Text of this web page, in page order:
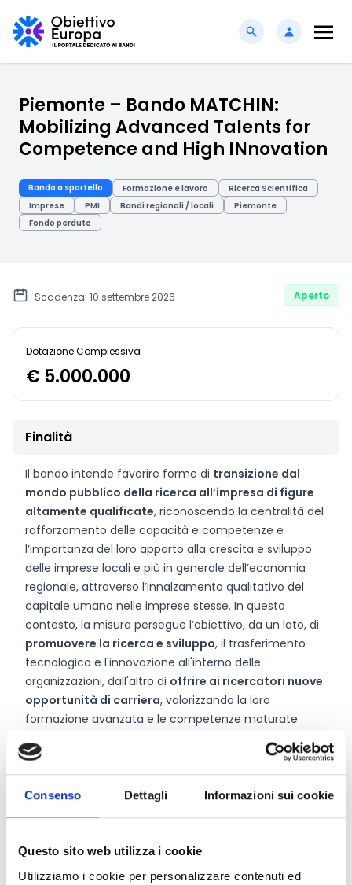
Consenso Dettagli Informazioni sui cookie
Questo sito web utilizza i cookie
Utilizziamo i cookie per personalizzare contenuti ed
Piemonte – Bando MATCHIN:
Mobilizing Advanced Talents for
Competence and High INnovation
Bando a sportello Formazione e lavoro
Ricerca Scientifica
Imprese
PMI Bandi regionali / locali
Piemonte
Fondo perduto
Scadenza: 10 settembre 2026 Aperto
Dotazione Complessiva
€ 5.000.000
Finalità
Il bando intende favorire forme di transizione dal
mondo pubblico della ricerca all’impresa di figure
altamente qualificate, riconoscendo la centralità del
rafforzamento delle capacità e competenze e
l’importanza del loro apporto alla crescita e sviluppo
delle imprese locali e più in generale dell’economia
regionale, attraverso l’innalzamento qualitativo del
capitale umano nelle imprese stesse. In questo
contesto, la misura persegue l’obiettivo, da un lato, di
promuovere la ricerca e sviluppo, il trasferimento
tecnologico e l'innovazione all'interno delle
organizzazioni, dall'altro di offrire ai ricercatori nuove
opportunità di carriera, valorizzando la loro
formazione avanzata e le competenze maturate
Il bando si articola in
due Linee di intervento:
Linea A- Inserimento di figure altamente qualificate
tramite assunzione
Linea B- Messa a disposizione temporanea di
pubblici di ricerca e l’azienda.